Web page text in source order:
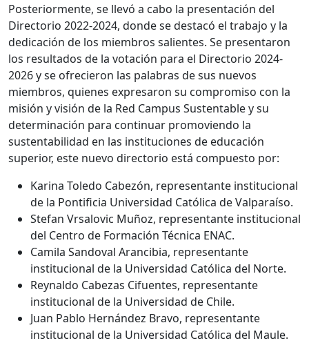
Posteriormente, se llevó a cabo la presentación del
Directorio 2022-2024, donde se destacó el trabajo y la
dedicación de los miembros salientes. Se presentaron
los resultados de la votación para el Directorio 2024-
2026 y se ofrecieron las palabras de sus nuevos
miembros, quienes expresaron su compromiso con la
misión y visión de la Red Campus Sustentable y su
determinación para continuar promoviendo la
sustentabilidad en las instituciones de educación
superior, este nuevo directorio está compuesto por:
Karina Toledo Cabezón, representante institucional
de la Pontificia Universidad Católica de Valparaíso.
Stefan Vrsalovic Muñoz, representante institucional
del Centro de Formación Técnica ENAC.
Camila Sandoval Arancibia, representante
institucional de la Universidad Católica del Norte.
Reynaldo Cabezas Cifuentes, representante
institucional de la Universidad de Chile.
Juan Pablo Hernández Bravo, representante
institucional de la Universidad Católica del Maule.